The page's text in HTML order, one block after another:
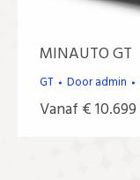
MINAUTO GT
GT Dooradmin
Vanaf € 10.699